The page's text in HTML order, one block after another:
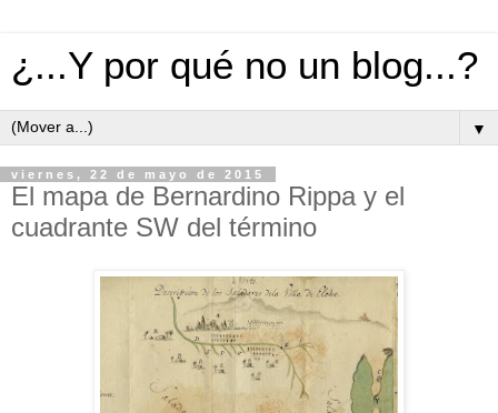
¿...Y por qué no un blog...?
▼
viernes, 22 de mayo de 2015
El mapa de Bernardino Rippa y el
cuadrante SW del término